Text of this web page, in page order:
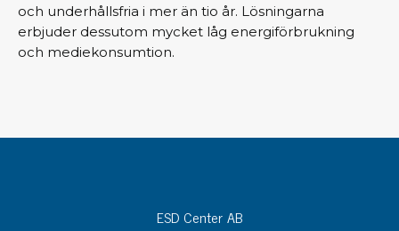
och underhållsfria i mer än tio år. Lösningarna
erbjuder dessutom mycket låg energiförbrukning
och mediekonsumtion.
ESD Center AB